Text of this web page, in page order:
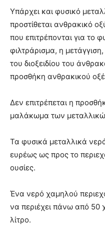
Υπάρχει και φυσικό
προστίθεται ανθρακικό
που επιτρέπονται για το
φιλτράρισμα, η
του διοξειδίου του
προσθήκη ανθρακικού
Δεν επιτρέπεται η
μαλάκωμα των
Τα φυσικά μεταλλικά
ευρέως ως προς το
ουσίες.
Ένα νερό χαμηλού
να περιέχει πάνω από
λίτρο.